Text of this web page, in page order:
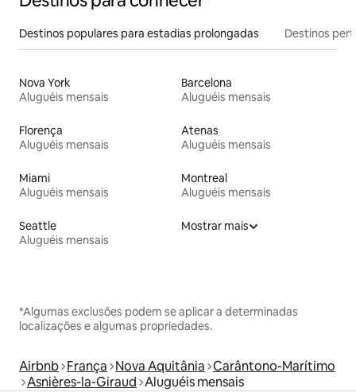
Destinos populares para estadias prolongadas Destinos
Nova York
Aluguéis mensais
Barcelona
Aluguéis mensais
Florença
Aluguéis mensais
Atenas
Aluguéis mensais
Miami
Aluguéis mensais
Montreal
Aluguéis mensais
Seattle
Aluguéis mensais
Mostrar mais
*Algumas exclusões podem se aplicar a determinadas
localizações e algumas propriedades.
Airbnb França Nova Aquitânia Carântono-Marítimo
Asnières-la-Giraud Aluguéis mensais